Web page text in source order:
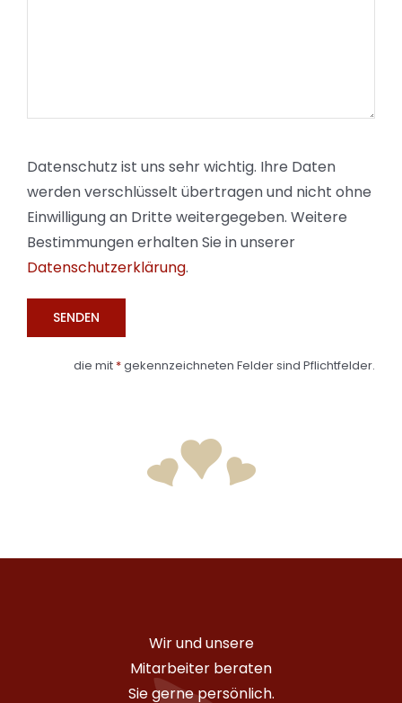
Datenschutz ist uns sehr wichtig. Ihre Daten
werden verschlüsselt übertragen und nicht ohne
Einwilligung an Dritte weitergegeben. Weitere
Bestimmungen erhalten Sie in unserer
Datenschutzerklärung.
die mit *gekennzeichneten Felder sind Pflichtfelder.
Wir und unsere
Mitarbeiter beraten
Sie gerne persönlich.